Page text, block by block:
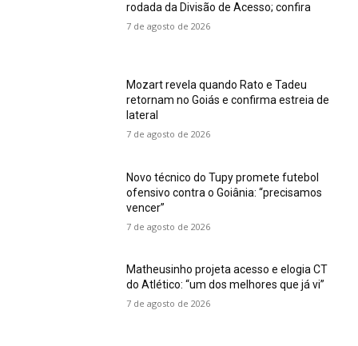
rodada da Divisão de Acesso; confira
7 de agosto de 2026
Mozart revela quando Rato e Tadeu
retornam no Goiás e confirma estreia de
lateral
7 de agosto de 2026
Novo técnico do Tupy promete futebol
ofensivo contra o Goiânia: “precisamos
vencer”
7 de agosto de 2026
Matheusinho projeta acesso e elogia CT
do Atlético: “um dos melhores que já vi”
7 de agosto de 2026